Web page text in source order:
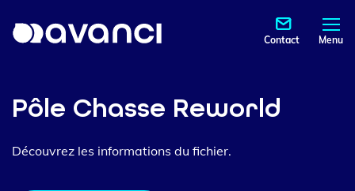
Contact Menu
Pôle Chasse Reworld
Découvrez les informations du fichier.